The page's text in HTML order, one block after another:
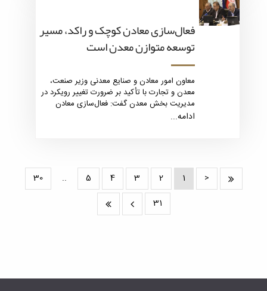
فعال‌سازی معادن کوچک و راکد، مسیر
توسعه متوازن معدن است
معاون امور معادن و صنایع معدنی وزیر صنعت،
معدن و تجارت با تأکید بر ضرورت تغییر رویکرد در
مدیریت بخش معدن گفت: فعال‌سازی معادن
کوچک و راکد می‌تواند نقش تعیین‌کننده‌ای در
ادامه...
<
1
2
3
4
5
..
30
31